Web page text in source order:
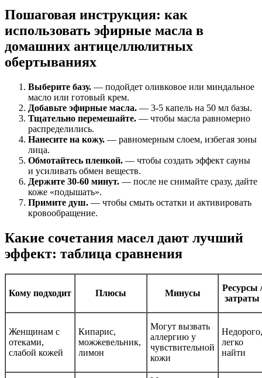
Пошаговая инструкция: как
использовать эфирные масла в
домашних антицеллюлитных
обертываниях
Выберите базу. — подойдет оливковое или миндальное
масло или готовый крем.
Добавьте эфирные масла. — 3-5 капель на 50 мл базы.
Тщательно перемешайте. — чтобы масла равномерно
распределились.
Нанесите на кожу. — равномерным слоем, избегая зоны
лица.
Обмотайтесь пленкой. — чтобы создать эффект сауны
и усиливать обмен веществ.
Держите 30-60 минут. — после не снимайте сразу, дайте
коже «подышать».
Примите душ. — чтобы смыть остатки и активировать
кровообращение.
Какие сочетания масел дают лучший
эффект: таблица сравнения
Кому подходит Плюсы Минусы
Ресурсы /
затраты
Женщинам с
отеками,
слабой кожей
Кипарис,
можжевельник,
лимон
Могут вызвать
аллергию у
чувствительной
кожи
Недорого,
легко
найти